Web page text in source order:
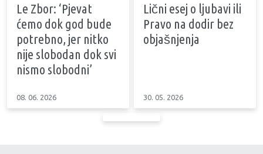
Le Zbor: ‘Pjevat
ćemo dok god bude
potrebno, jer nitko
nije slobodan dok svi
nismo slobodni’
08. 06. 2026
Lični esej o ljubavi ili
Pravo na dodir bez
objašnjenja
30. 05. 2026